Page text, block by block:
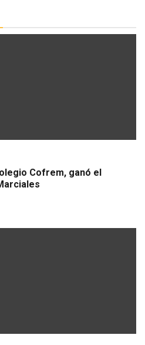
Cofrem, ganó el